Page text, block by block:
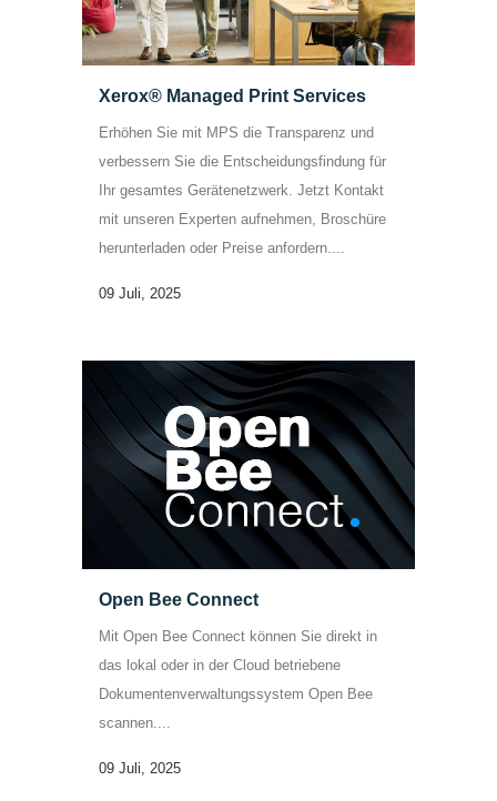
Xerox® Managed Print Services
Erhöhen Sie mit MPS die Transparenz und
verbessern Sie die Entscheidungsfindung für
Ihr gesamtes Gerätenetzwerk. Jetzt Kontakt
mit unseren Experten aufnehmen, Broschüre
herunterladen oder Preise anfordern....
09 Juli, 2025
Open Bee Connect
Mit Open Bee Connect können Sie direkt in
das lokal oder in der Cloud betriebene
Dokumentenverwaltungssystem Open Bee
scannen....
09 Juli, 2025